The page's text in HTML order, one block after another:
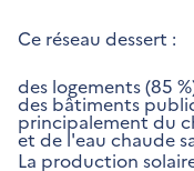
Ce réseau dessert :
des logements (85
des bâtiments
principalement du
et de l'eau chaude
La production